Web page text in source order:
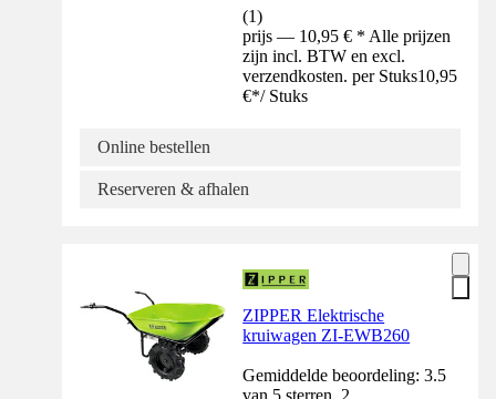
(1)
prijs — 10,95 € * Alle prijzen
zijn incl. BTW en excl.
verzendkosten. per Stuks10,95
€*/ Stuks
Online bestellen
Reserveren & afhalen
ZIPPER Elektrische
kruiwagen ZI-EWB260
Gemiddelde beoordeling: 3.5
van 5 sterren. 2